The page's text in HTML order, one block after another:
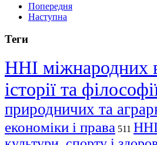
Попередня
Наступна
Теги
ННІ міжнародних
історії та
природничих та
економіки і права 511